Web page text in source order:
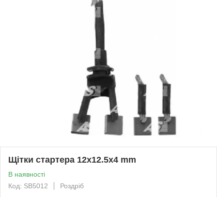
Щітки стартера 12x12.5x4 mm
В наявності
Код: SB5012
Роздріб